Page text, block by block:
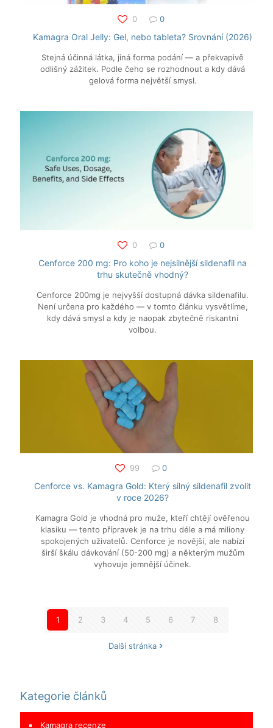
0 0
Kamagra Oral Jelly: Gel, nebo tableta? Srovnání (2026)
Stejná účinná látka, jiná forma podání — a překvapivě
odlišný zážitek. Podle čeho se rozhodnout a kdy dává
gelová forma největší smysl.
0 0
Cenforce 200 mg: Pro koho je nejsilnější sildenafil na
trhu skutečně vhodný?
Cenforce 200mg je nejvyšší dostupná dávka sildenafilu.
Není určena pro každého — v tomto článku vysvětlíme,
kdy dává smysl a kdy je naopak zbytečně riskantní
volbou.
99 0
Cenforce vs. Kamagra Gold: Který silný sildenafil zvolit
v roce 2026?
Kamagra Gold je vhodná pro muže, kteří chtějí ověřenou
klasiku — tento přípravek je na trhu déle a má miliony
spokojených uživatelů. Cenforce je novější, ale nabízí
širší škálu dávkování (50-200 mg) a některým mužům
vyhovuje jemnější účinek.
1 2 3 4 5 6 7 8
Další stránka
Kategorie článků
Kamagra recenze